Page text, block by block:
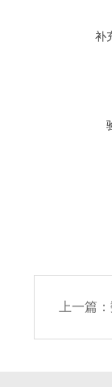
补
上一篇：